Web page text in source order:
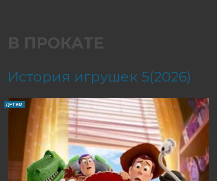
В ПРОКАТЕ
История игрушек 5(2026)
ДЕТЯМ